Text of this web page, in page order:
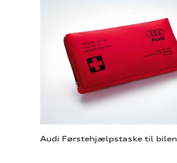
Audi Førstehjælpstaske til bilen